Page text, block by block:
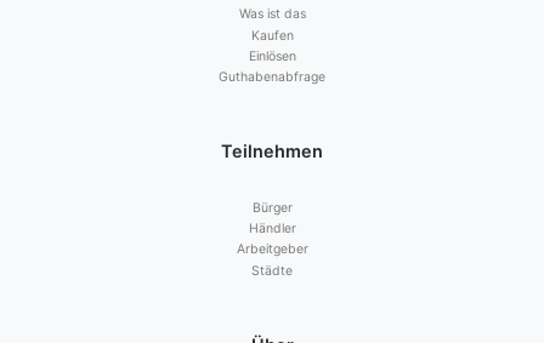
Was ist das
Kaufen
Einlösen
Guthabenabfrage
Teilnehmen
Bürger
Händler
Arbeitgeber
Städte